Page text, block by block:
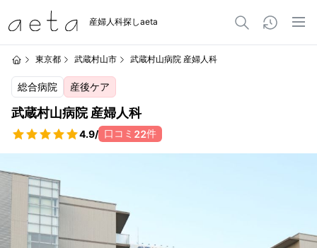
産婦人科探しaeta
東京都 武蔵村山市 武蔵村山病院 産婦人科
総合病院 産後ケア
武蔵村山病院 産婦人科
4.9/ 口コミ 22件